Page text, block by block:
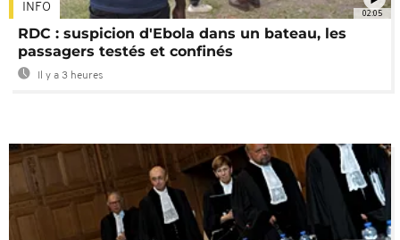
02:05
INFO
RDC : suspicion d'Ebola dans un bateau, les
passagers testés et confinés
Il y a 3 heures